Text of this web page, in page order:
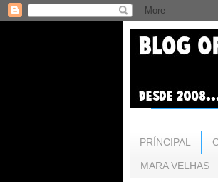
PRÍNCIPAL
MARA VELHAS